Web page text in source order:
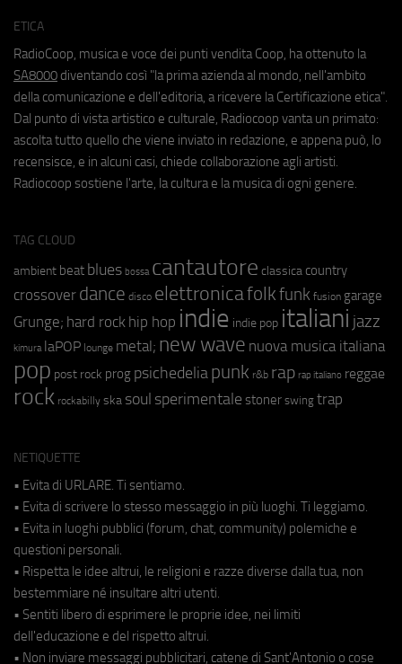
ETICA
RadioCoop, musica e voce dei punti vendita Coop, ha ottenuto la
SA8000 diventando così "la prima azienda al mondo, nell'ambito
della comunicazione e dell'editoria, a ricevere la Certificazione etica".
Dal punto di vista artistico e culturale, Radiocoop vanta un primato:
ascolta tutto quello che viene inviato in redazione, e appena può, lo
recensisce, e in alcuni casi, chiede collaborazione agli artisti.
Radiocoop sostiene l'arte, la cultura e la musica di ogni genere.
TAG CLOUD
ambient beat blues bossa cantautore classica country
crossover dance disco elettronicafolkfunk fusion garage
Grunge; hard rock hip hop indie indie pop italiani jazz
kimura laPOP lounge metal; new wave nuova musica italiana
pop post rock prog psichedeliapunk r&b rap rap italiano reggae
rock rockabilly ska soul sperimentale stoner swing trap
NETIQUETTE
• Evita di URLARE. Ti sentiamo.
• Evita di scrivere lo stesso messaggio in più luoghi. Ti leggiamo.
• Evita in luoghi pubblici (forum, chat, community) polemiche e
questioni personali.
• Rispetta le idee altrui, le religioni e razze diverse dalla tua, non
bestemmiare né insultare altri utenti.
• Sentiti libero di esprimere le proprie idee, nei limiti
dell'educazione e del rispetto altrui.
• Non inviare messaggi pubblicitari, catene di Sant'Antonio o cose